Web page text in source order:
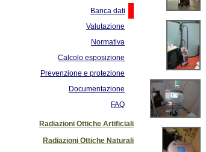
Banca dati
Valutazione
Normativa
Calcolo esposizione
Prevenzione e protezione
Documentazione
FAQ
Radiazioni Ottiche Artificiali
Radiazioni Ottiche Naturali